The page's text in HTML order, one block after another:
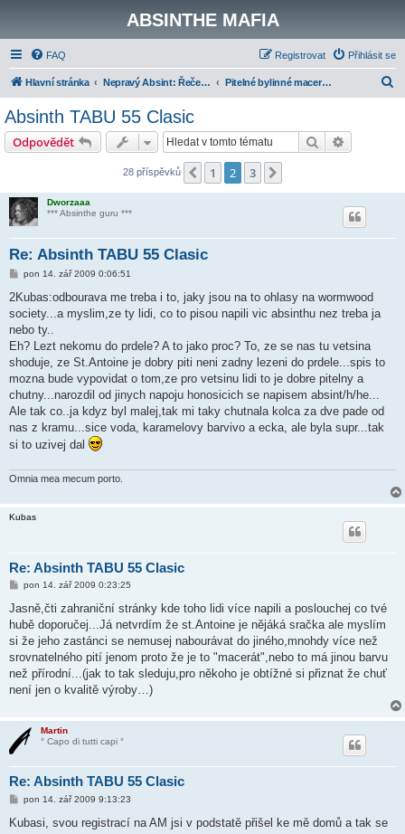
ABSINTHE MAFIA
FAQ Přihlásit se
Registrovat
Hlavní stránka Nepravý Absint: Řečeno politicky korektně - "Moderní absinth" Pitelné bylinné maceráty
Absinth TABU 55 Clasic
Odpovědět Hledat
28 příspěvků Předchozí
1 2 3
Dworzaaa
*** Absinthe guru ***
Re: Absinth TABU 55 Clasic
P
í
p
ě
e
k
pon 14. zář 2009 0:06:51
2Kubas:odbourava me treba i to, jaky jsou na to ohlasy na wormwood
society...a myslim,ze ty lidi, co to pisou napili vic absinthu nez treba ja
nebo ty..
Eh? Lezt nekomu do prdele? A to jako proc? To, ze se nas tu vetsina
shoduje, ze St.Antoine je dobry piti neni zadny lezeni do prdele...spis to
mozna bude vypovidat o tom,ze pro vetsinu lidi to je dobre pitelny a
chutny...narozdil od jinych napoju honosicich se napisem absint/h/he...
Ale tak co..ja kdyz byl malej,tak mi taky chutnala kolca za dve pade od
nas z kramu...sice voda, karamelovy barvivo a ecka, ale byla supr...tak
si to uzivej dal
Omnia mea mecum porto.
Kubas
Re: Absinth TABU 55 Clasic
P
í
p
ě
e
k
pon 14. zář 2009 0:23:25
Jasně,čti zahraniční stránky kde toho lidi více napili a poslouchej co tvé
hubě doporučej...Já netvrdím že st.Antoine je nějáká sračka ale myslím
si že jeho zastánci se nemusej nabourávat do jiného,mnohdy více než
srovnatelného pití jenom proto že je to "macerát",nebo to má jinou barvu
než přírodní...(jak to tak sleduju,pro někoho je obtížné si přiznat že chuť
není jen o kvalitě výroby…)
Martin
° Capo di tutti capi °
Re: Absinth TABU 55 Clasic
P
í
pon 14. zář 2009 9:13:23
Kubasi, svou registrací na AM jsi v podstatě přišel ke mě domů a tak se